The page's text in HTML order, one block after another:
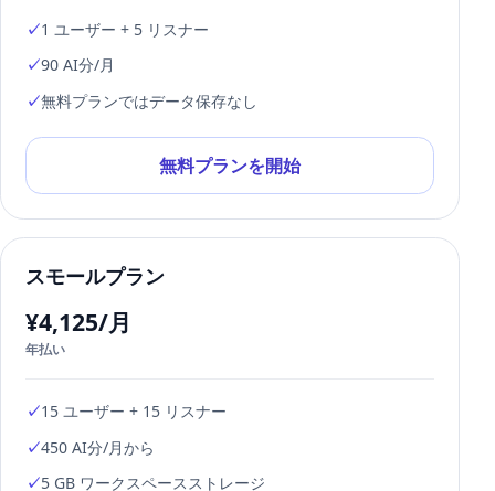
1 ユーザー + 5 リスナー
90 AI分/月
無料プランではデータ保存なし
無料プランを開始
スモールプラン
¥4,125/月
年払い
15 ユーザー + 15 リスナー
450 AI分/月から
5 GB ワークスペースストレージ